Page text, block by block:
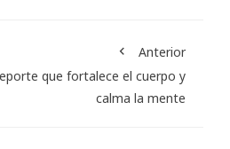
Anterior
que fortalece el cuerpo y
calma la mente